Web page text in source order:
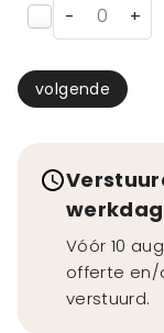
- +
volgende
Vóór 10
offerte en/
verstuurd.